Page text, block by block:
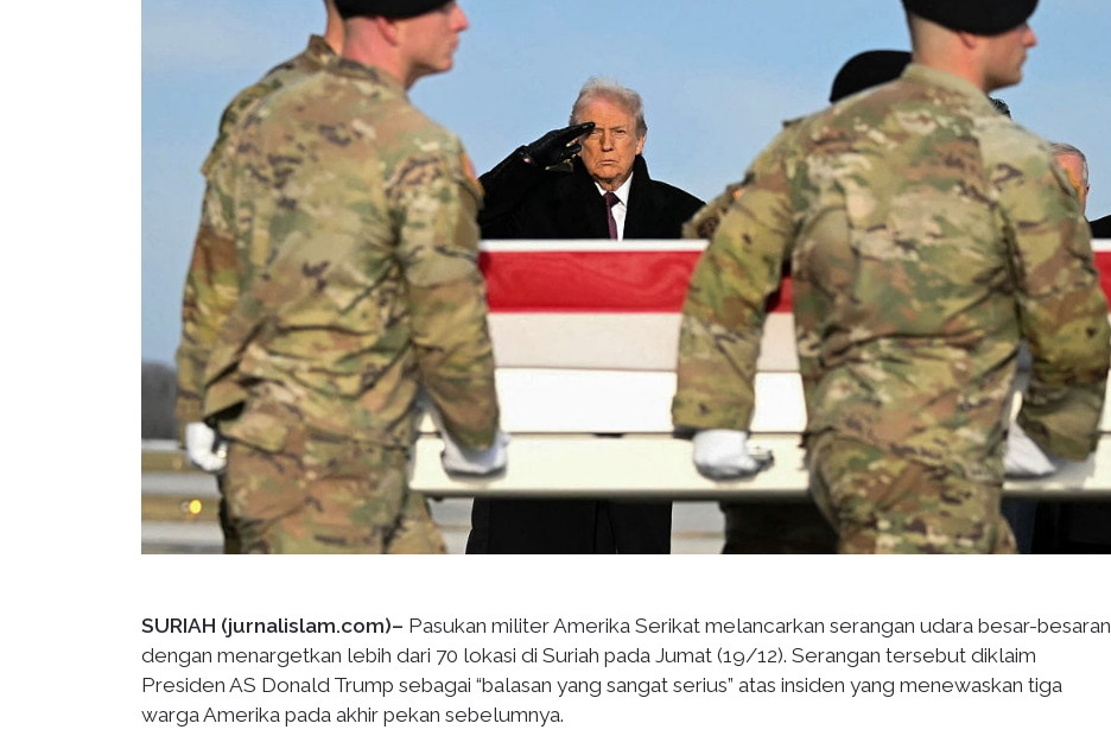
SURIAH (jurnalislam.com)– Pasukan militer Amerika Serikat melancarkan serangan udara besar-besaran
dengan menargetkan lebih dari 70 lokasi di Suriah pada Jumat (19/12). Serangan tersebut diklaim
Presiden AS Donald Trump sebagai “balasan yang sangat serius” atas insiden yang menewaskan tiga
warga Amerika pada akhir pekan sebelumnya.